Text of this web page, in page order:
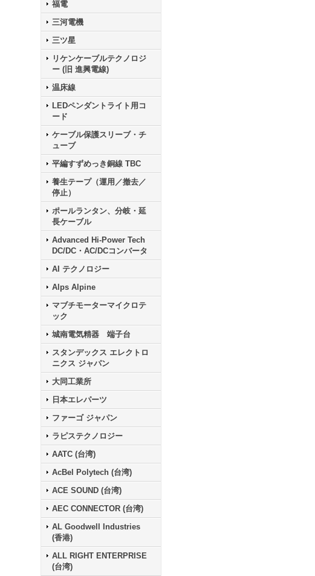
福電
三河電機
三ツ星
リケンケーブルテクノロジ
ー (旧 進興電線)
温床線
LEDペンダントライト用コ
ード
ケーブル保護スリーブ・チ
ューブ
平編すずめっき銅線 TBC
養生テープ（運用／撤去／
停止）
ポールランタン、分岐・延
長ケーブル
Advanced Hi-Power Tech
DC/DC・AC/DCコンバータ
AI テクノロジー
Alps Alpine
マブチモーターマイクロテ
ック
城南電気精器 端子台
スタンデックス エレクトロ
ニクス ジャパン
大同工業所
日本エレパーツ
ファーゴ ジャパン
ラピステクノロジー
AATC (台湾)
AcBel Polytech (台湾)
ACE SOUND (台湾)
AEC CONNECTOR (台湾)
AL Goodwell Industries
(香港)
ALL RIGHT ENTERPRISE
(台湾)